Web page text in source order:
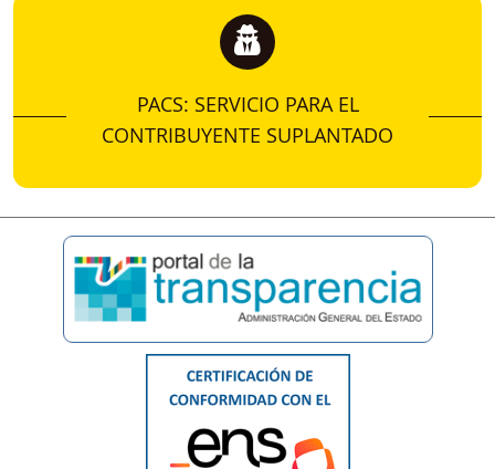
PACS: SERVICIO PARA EL
CONTRIBUYENTE SUPLANTADO